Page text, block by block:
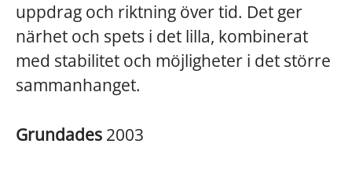
uppdrag och riktning över tid. Det ger
närhet och spets i det lilla, kombinerat
med stabilitet och möjligheter i det större
sammanhanget.
Grundades 2003